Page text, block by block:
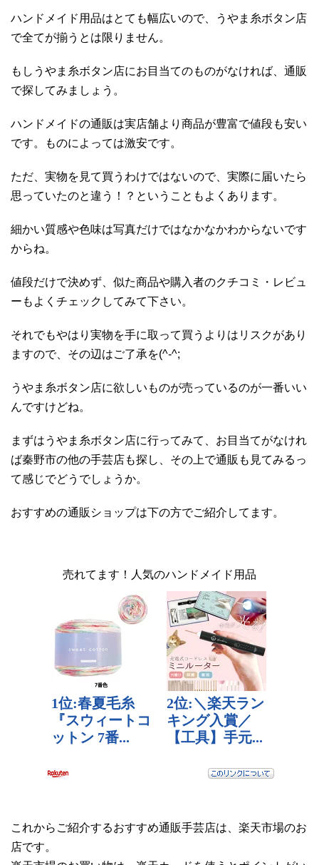
ハンドメイド用品はとても幅広いので、うやま糸ボタン店
で全てが揃うとは限りません。
もしうやま糸ボタン店にお目当てのものがなければ、通販
で探してみましょう。
ハンドメイドの通販は実店舗より商品が豊富で値段も安い
です。ものによっては激安です。
ただ、実物を見て買うわけではないので、実際に届いたら
思っていたのと違う！？ということもよくあります。
細かい質感や色味は写真だけではなかなかわからないです
からね。
値段だけで決めず、似た商品や購入者のクチコミ・レビュ
ーもよくチェックしてみて下さい。
それでもやはり実物を手に取って買うよりはリスクがあり
ますので、その辺はご了承を(^-^;
うやま糸ボタン店に欲しいものが売っているのが一番いい
んですけどね。
まずはうやま糸ボタン店に行ってみて、お目当てがなけれ
ば秦野市の他の手芸店も探し、その上で通販も見てみるっ
て感じでどうでしょうか。
おすすめの通販ショップは下の方でご紹介してます。
売れてます！人気のハンドメイド用品
これからご紹介するおすすめ通販手芸店は、楽天市場のお
店です。